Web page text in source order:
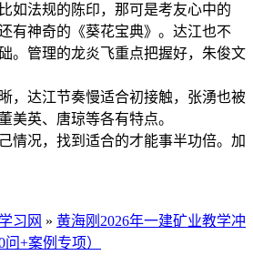
如法规的陈印，那可是考友心中的
有神奇的《葵花宝典》。达江也不
。管理的龙炎飞重点把握好，朱俊文
，达江节奏慢适合初接触，张湧也被
美英、唐琼等各有特点。
情况，找到适合的才能事半功倍。加
习网 » 黄海刚2026年一建矿业教学冲
+案例专项）